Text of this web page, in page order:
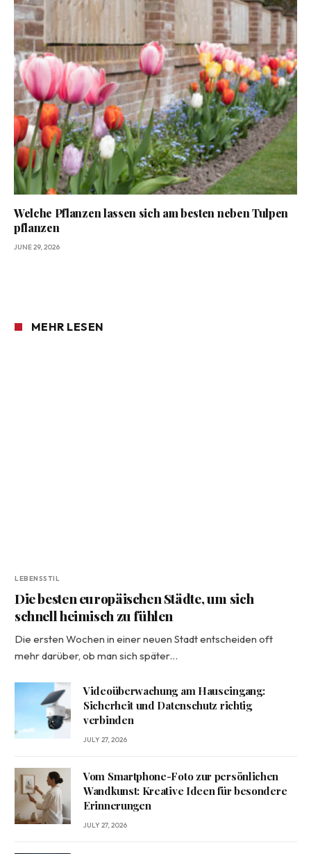
Welche Pflanzen lassen sich am besten neben Tulpen
pflanzen
JUNE 29, 2026
MEHR LESEN
LEBENSSTIL
Die besten europäischen Städte, um sich
schnell heimisch zu fühlen
Die ersten Wochen in einer neuen Stadt entscheiden oft
mehr darüber, ob man sich später…
Videoüberwachung am Hauseingang:
Sicherheit und Datenschutz richtig
verbinden
JULY 27, 2026
Vom Smartphone-Foto zur persönlichen
Wandkunst: Kreative Ideen für besondere
Erinnerungen
JULY 27, 2026